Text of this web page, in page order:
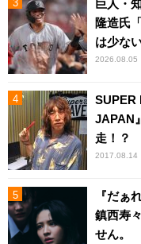
巨人・
隆造氏
は少な
2026.08.05
SUPER
JAPAN
走！？
2017.08.14
『だぁ
鎮西寿
せん。